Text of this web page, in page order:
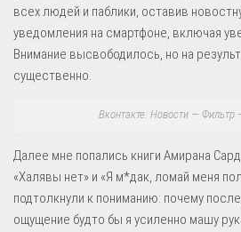
всех людей и паблики, оставив
уведомления на смартфоне, включая
Внимание высвободилось, но на
существенно.
Вконтакте: Новости — Фильтр
Далее мне попались книги Амирана
«Халявы нет» и «Я м*дак, ломай меня
подтолкнули к пониманию: почему
ощущение будто бы я усиленно машу